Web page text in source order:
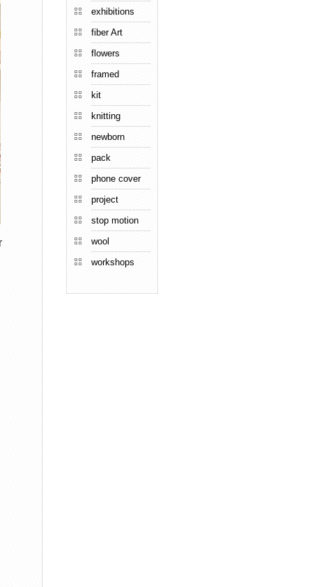
exhibitions
fiber Art
flowers
framed
kit
knitting
newborn
pack
phone cover
project
stop motion
wool
workshops